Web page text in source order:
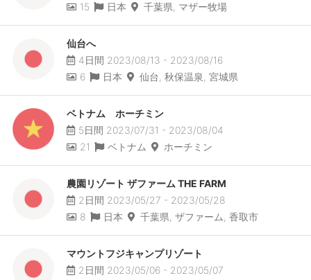
15
日本 千葉県, マザー牧場
仙台へ
4日間 2023/08/13 - 2023/08/16
6
日本 仙台, 秋保温泉, 宮城県
ベトナム ホーチミン
5日間 2023/07/31 - 2023/08/04
21
ベトナム ホーチミン
農園リゾート ザファーム THE FARM
2日間 2023/05/27 - 2023/05/28
8
日本 千葉県, ザファーム, 香取市
マウントフジキャンプリゾート
2日間 2023/05/06 - 2023/05/07